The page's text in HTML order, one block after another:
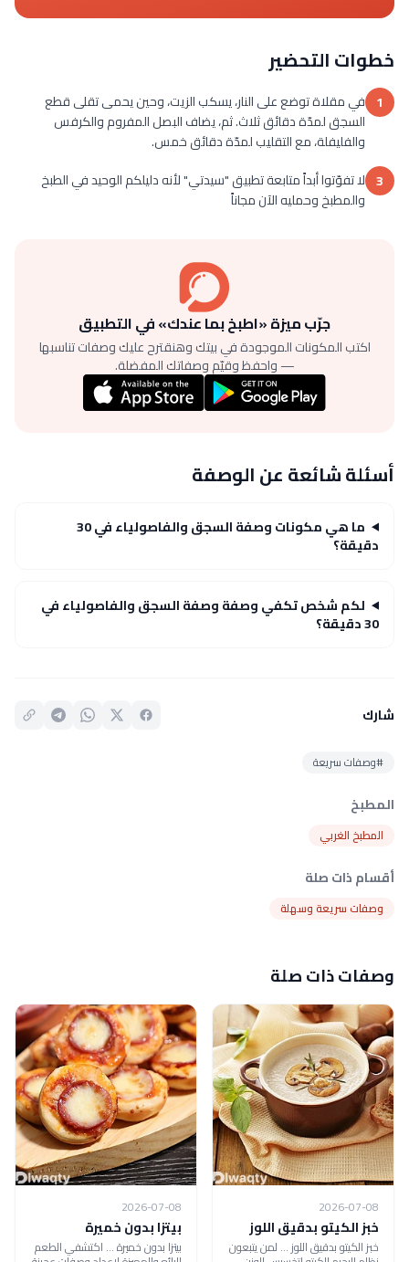
خطوات التحضير
1 في مقلاة توضع على النار، يسكب الزيت، وحين يحمى تقلى قطع
السجق لمدّة دقائق ثلاث. ثم، يضاف البصل المفروم والكرفس
والفليفلة، مع التقليب لمدّة دقائق خمس.
3 لا تفوّتوا أبداً متابعة تطبيق "سيدتي" لأنه دليلكم الوحيد في الطبخ
والمطبخ وحمليه الآن مجاناً
جرّب ميزة «اطبخ بما عندك» في التطبيق
اكتب المكونات الموجودة في بيتك وهنقترح عليك وصفات تناسبها
— واحفظ وقيّم وصفاتك المفضلة.
أسئلة شائعة عن الوصفة
ما هي مكونات وصفة السجق والفاصولياء في 30
دقيقة؟
لكم شخص تكفي وصفة وصفة السجق والفاصولياء في
30 دقيقة؟
شارك
#وصفات سريعة
المطبخ
المطبخ الغربي
أقسام ذات صلة
وصفات سريعة وسهلة
وصفات ذات صلة
2026-07-08
خبز الكيتو بدقيق اللوز
خبز الكيتو بدقيق اللوز ... لمن يتبعون
2026-07-08
بيتزا بدون خميرة
بيتزا بدون خميرة ... اكتشفي الطعم